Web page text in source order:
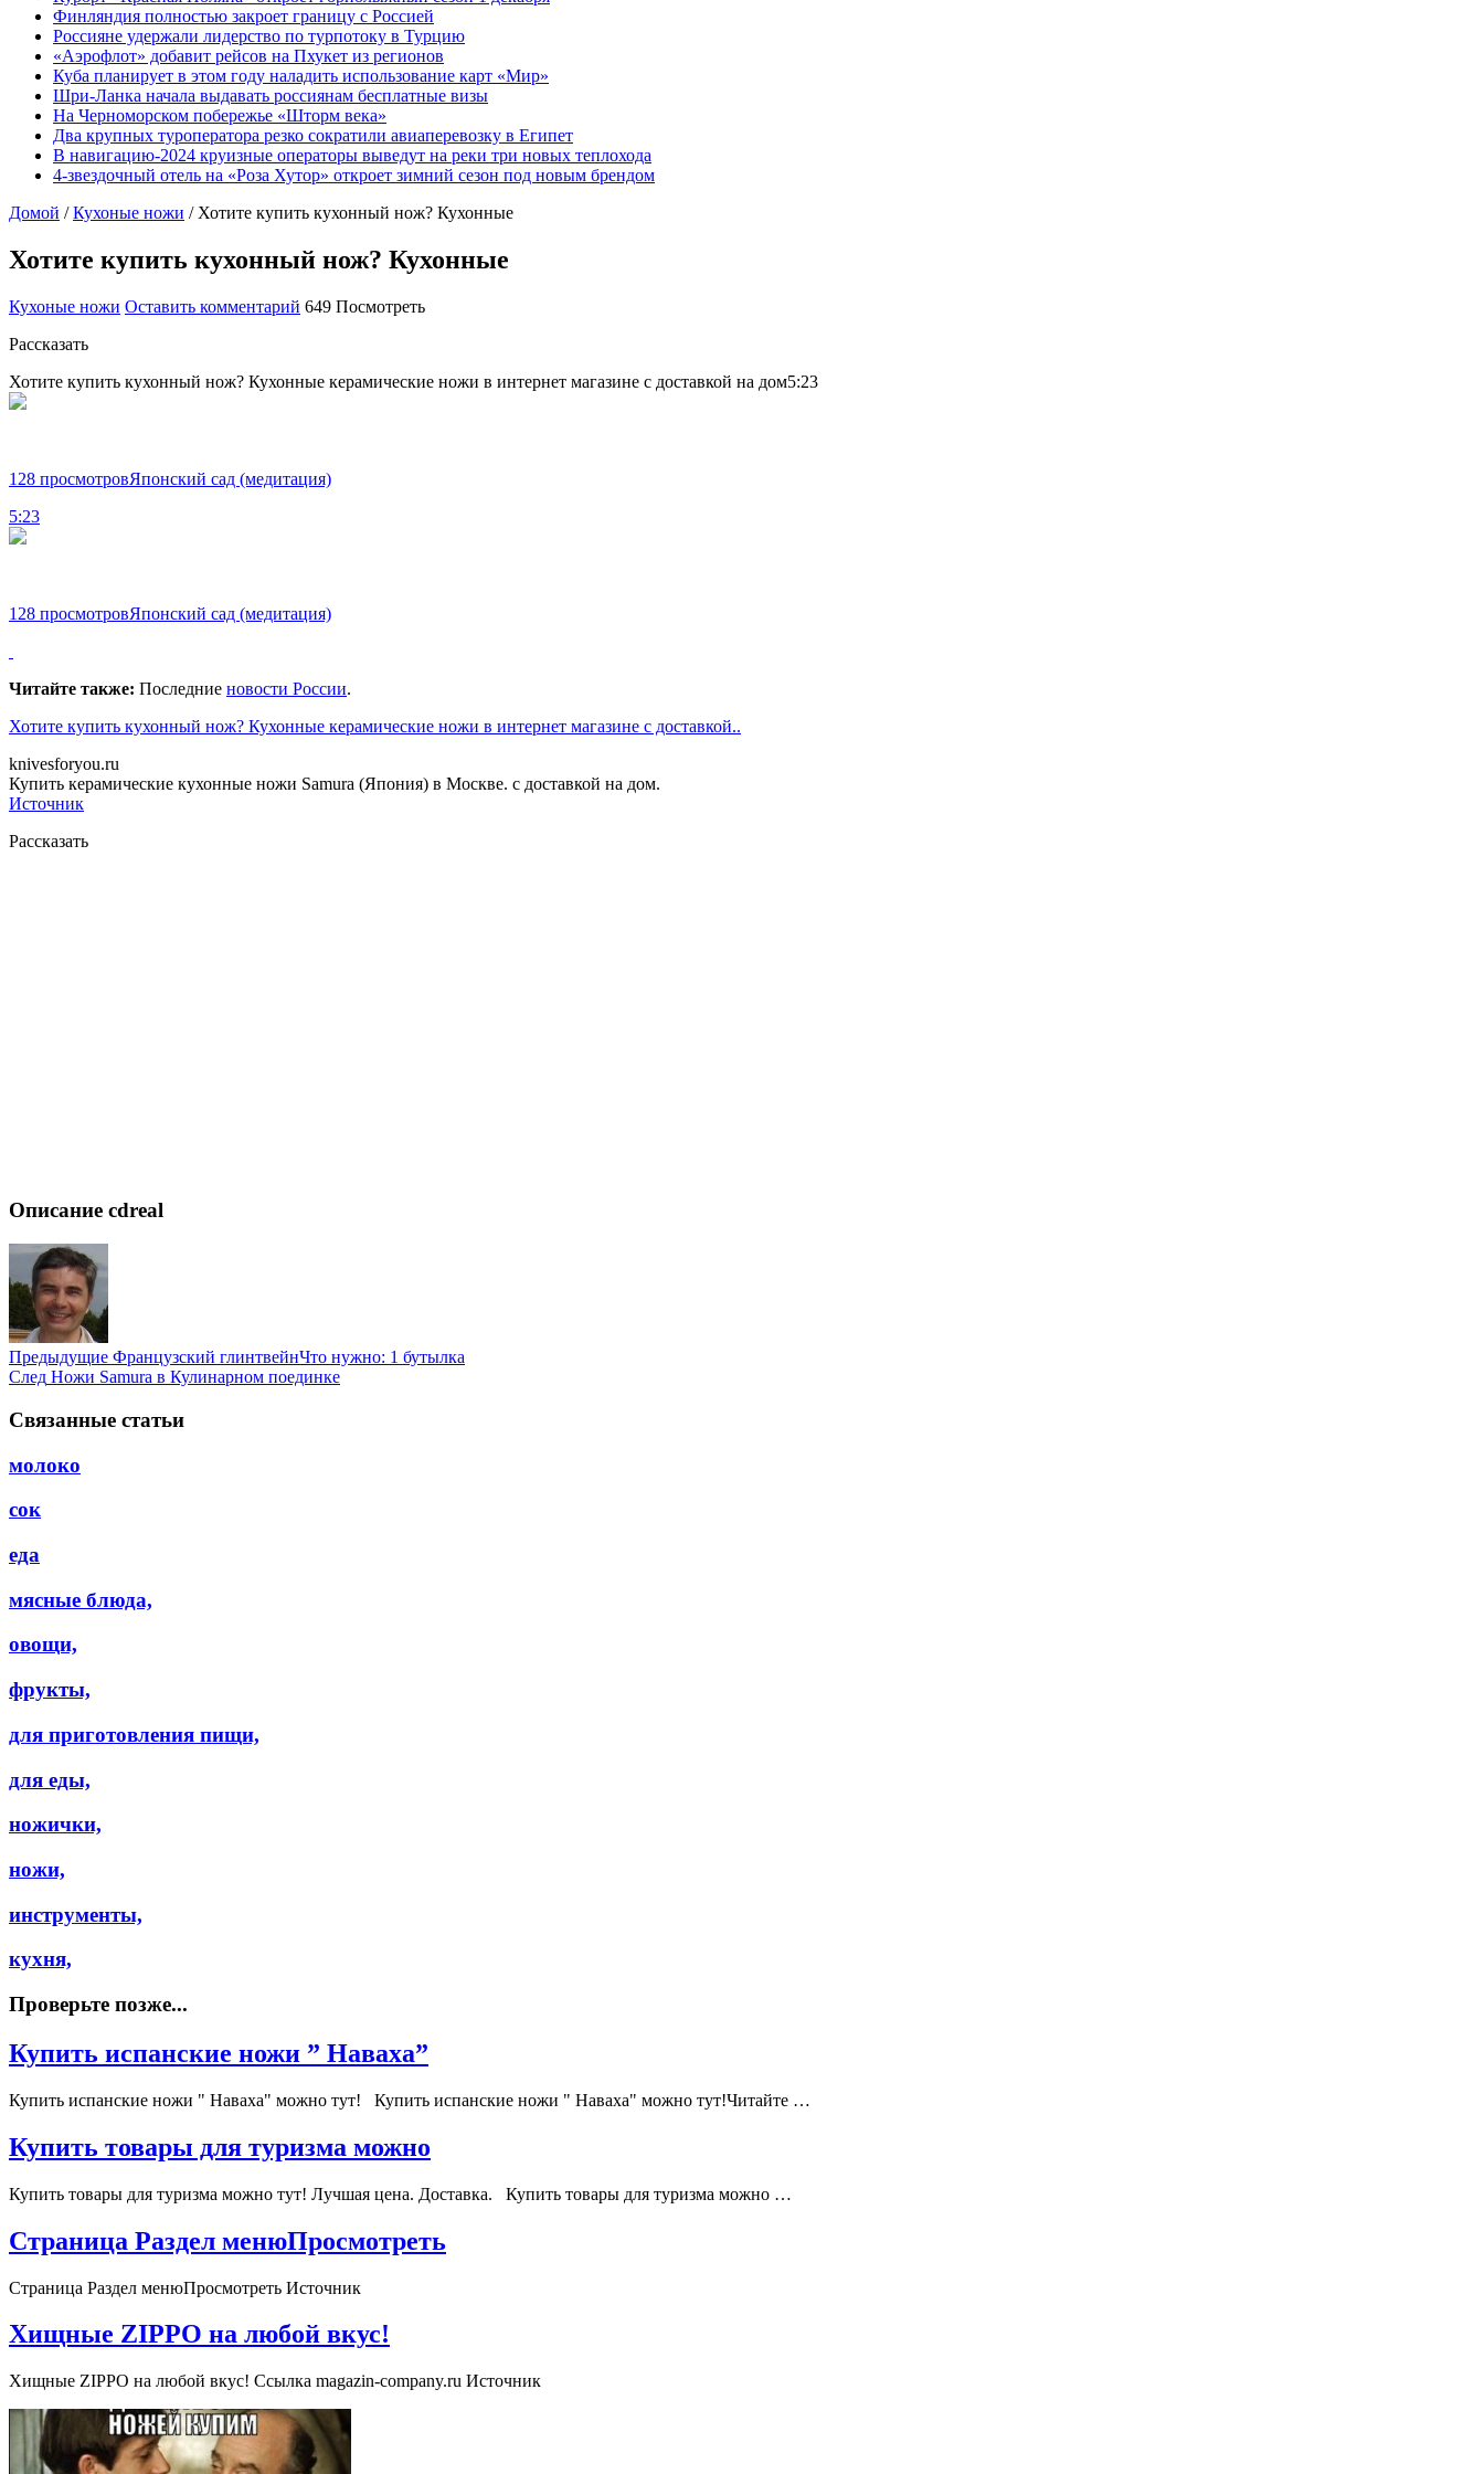
Финляндия полностью закроет границу с Россией
Россияне удержали лидерство по турпотоку в Турцию
«Аэрофлот» добавит рейсов на Пхукет из регионов
Куба планирует в этом году наладить использование карт «Мир»
Шри-Ланка начала выдавать россиянам бесплатные визы
На Черноморском побережье «Шторм века»
Два крупных туроператора резко сократили авиаперевозку в Египет
В навигацию-2024 круизные операторы выведут на реки три новых теплохода
4-звездочный отель на «Роза Хутор» откроет зимний сезон под новым брендом
Домой / Кухоные ножи / Хотите купить кухонный нож? Кухонные
Хотите купить кухонный нож? Кухонные
Кухоные ножи Оставить комментарий 649 Посмотреть
Рассказать
Хотите купить кухонный нож? Кухонные керамические ножи в интернет магазине с доставкой на дом5:23
128 просмотровЯпонский сад (медитация)
5:23
128 просмотровЯпонский сад (медитация)
Читайте также: Последние новости России.
Хотите купить кухонный нож? Кухонные керамические ножи в интернет магазине с доставкой..
knivesforyou.ru
Купить керамические кухонные ножи Samura (Япония) в Москве. с доставкой на дом.
Источник
Рассказать
Описание cdreal
Предыдущие Французский глинтвейнЧто нужно: 1 бутылка
След Ножи Samura в Кулинарном поединке
Связанные статьи
молоко
сок
еда
мясные блюда,
овощи,
фрукты,
для приготовления пищи,
для еды,
ножички,
ножи,
инструменты,
кухня,
Проверьте позже...
Купить испанские ножи ” Наваха”
Купить испанские ножи " Наваха" можно тут! Купить испанские ножи " Наваха" можно тут!Читайте …
Купить товары для туризма можно
Купить товары для туризма можно тут! Лучшая цена. Доставка. Купить товары для туризма можно …
Страница Раздел менюПросмотреть
Страница Раздел менюПросмотреть Источник
Хищные ZIPPO на любой вкус!
Хищные ZIPPO на любой вкус! Ссылка magazin-company.ru Источник